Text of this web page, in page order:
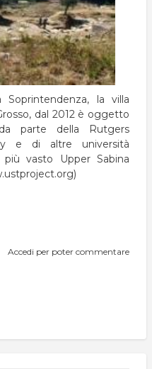
la villa
dal 2012 è oggetto
parte della Rutgers
e di altre università
più vasto Upper Sabina
)
Accedi per poter commentare